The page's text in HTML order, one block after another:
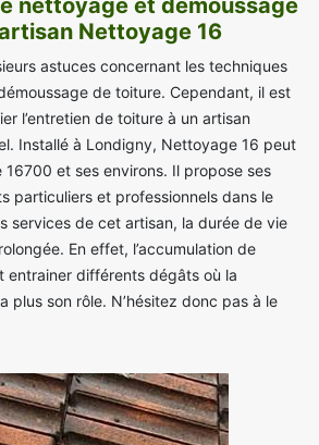
nettoyage et démoussage
Nettoyage 16
astuces concernant les techniques
de toiture. Cependant, il est
l’entretien de toiture à un artisan
Installé à Londigny, Nettoyage 16 peut
et ses environs. Il propose ses
particuliers et professionnels dans le
services de cet artisan, la durée de vie
En effet, l’accumulation de
entrainer différents dégâts où la
plus son rôle. N’hésitez donc pas à le